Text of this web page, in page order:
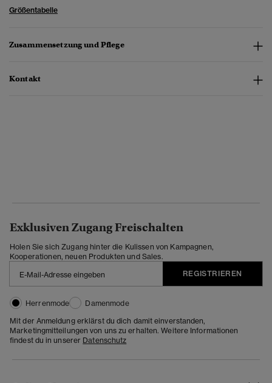
Größentabelle
Zusammensetzung und Pflege
Kontakt
Exklusiven Zugang Freischalten
Holen Sie sich Zugang hinter die Kulissen von Kampagnen,
Kooperationen, neuen Produkten und Sales.
REGISTRIEREN
Herrenmode
Damenmode
Mit der Anmeldung erklärst du dich damit einverstanden,
Marketingmitteilungen von uns zu erhalten. Weitere Informationen
findest du in unserer Datenschutz